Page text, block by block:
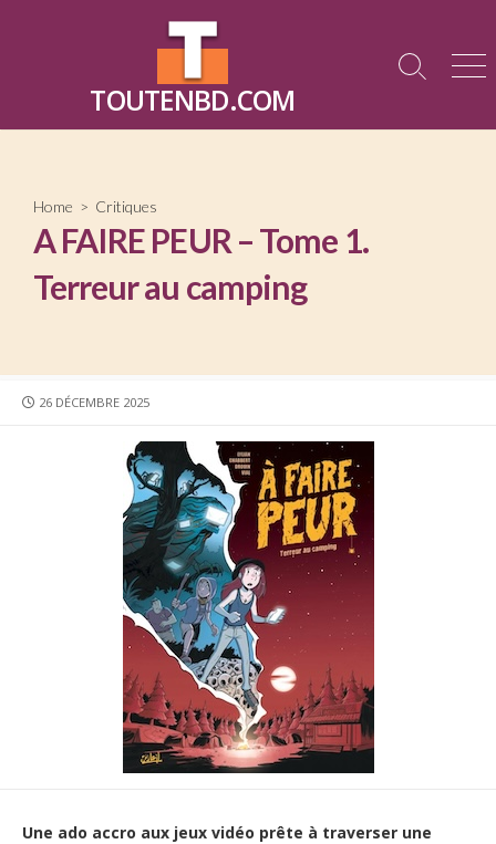
TOUTENBD.COM
Search
Home > Critiques
A FAIRE PEUR – Tome 1.
Terreur au camping
PUBLISHED
26 DÉCEMBRE 2025
Une ado accro aux jeux vidéo prête à traverser une